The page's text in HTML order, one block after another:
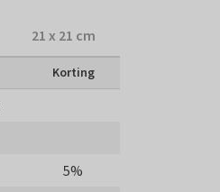
21 x 21 cm
Korting
5%